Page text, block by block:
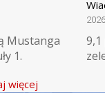
Mustanga
1.
więcej